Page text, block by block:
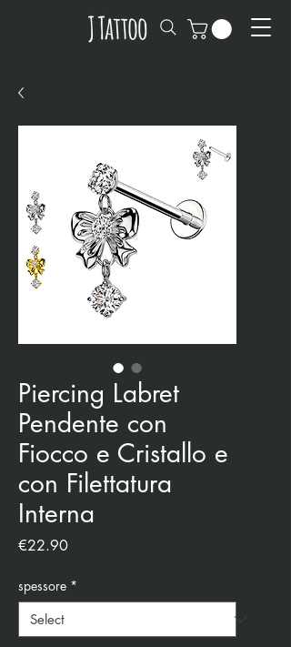
Piercing Labret
Pendente con
Fiocco e Cristallo e
con Filettatura
Interna
€22.90Price
spessore *